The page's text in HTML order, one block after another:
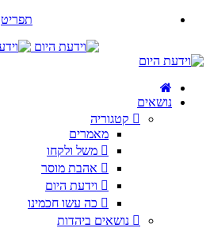
תפריט
נושאים
קטגוריה
מאמרים
משל ולקחו
אהבת מוסר
וידעת היום
כה עשו חכמינו
נושאים ביהדות